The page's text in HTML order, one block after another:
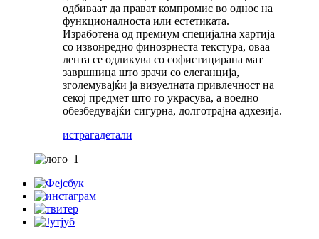
одбиваат да прават компромис во однос на
функционалноста или естетиката.
Изработена од премиум специјална хартија
со извонредно финозрнеста текстура, оваа
лента се одликува со софистицирана мат
завршница што зрачи со елеганција,
зголемувајќи ја визуелната привлечност на
секој предмет што го украсува, а воедно
обезбедувајќи сигурна, долготрајна адхезија.
истрагадетали